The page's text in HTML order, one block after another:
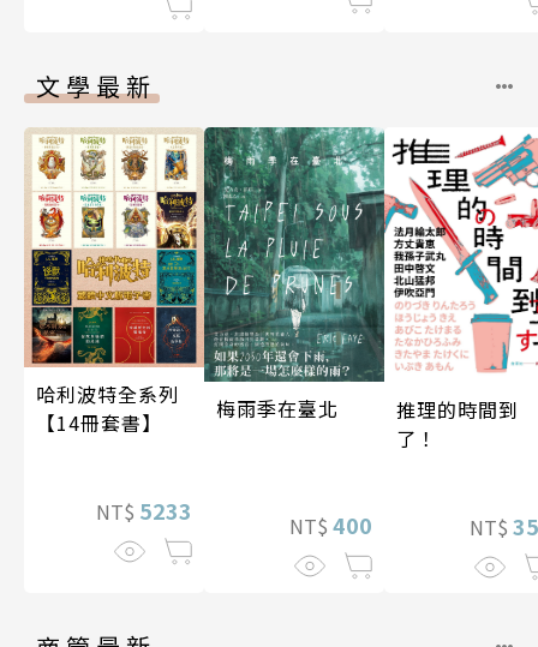
文學最新
哈利波特全系列
【14冊套書】
NT$ 5233
梅雨季在臺北
NT$ 400
推理的時間到
了！
NT$